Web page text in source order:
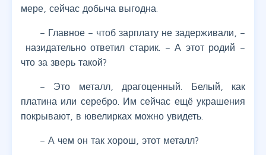
мере, сейчас добыча выгодна.
– Главное – чтоб зарплату не задерживали, –
назидательно ответил старик. – А этот родий –
что за зверь такой?
– Это металл, драгоценный. Белый, как
платина или серебро. Им сейчас ещё украшения
покрывают, в ювелирках можно увидеть.
– А чем он так хорош, этот металл?